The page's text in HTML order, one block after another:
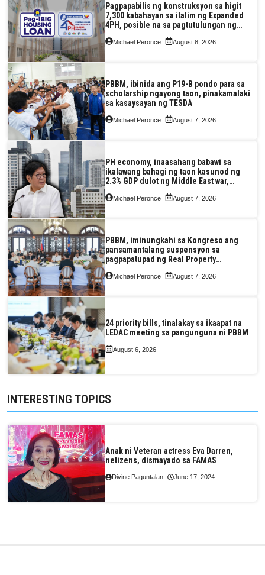
Pagpapabilis ng konstruksyon sa higit
7,300 kabahayan sa ilalim ng Expanded
4PH, posible na sa pagtutulungan ng
Pag-IBIG at P.A. Alvarez
Michael Peronce August 8, 2026
PBBM, ibinida ang P19-B pondo para sa
scholarship ngayong taon, pinakamalaki
sa kasaysayan ng TESDA
Michael Peronce August 7, 2026
PH economy, inaasahang babawi sa
ikalawang bahagi ng taon kasunod ng
2.3% GDP dulot ng Middle East war,
pagkaantala ng public construction
Michael Peronce August 7, 2026
PBBM, iminungkahi sa Kongreso ang
pansamantalang suspensyon sa
pagpapatupad ng Real Property
Valuation and Assessment Reform Act
Michael Peronce August 7, 2026
24 priority bills, tinalakay sa ikaapat na
LEDAC meeting sa pangunguna ni PBBM
August 6, 2026
INTERESTING TOPICS
Anak ni Veteran actress Eva Darren,
netizens, dismayado sa FAMAS
Divine Paguntalan June 17, 2024